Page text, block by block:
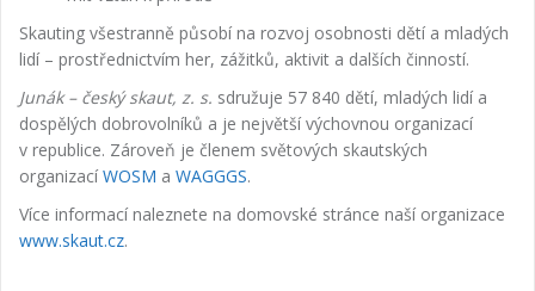
Skauting všestranně působí na rozvoj osobnosti dětí a mladých
lidí – prostřednictvím her, zážitků, aktivit a dalších činností.
Junák – český skaut, z. s. sdružuje 57 840 dětí, mladých lidí a
dospělých dobrovolníků a je největší výchovnou organizací
v republice. Zároveň je členem světových skautských
organizací WOSM a WAGGGS.
Více informací naleznete na domovské stránce naší organizace
www.skaut.cz.